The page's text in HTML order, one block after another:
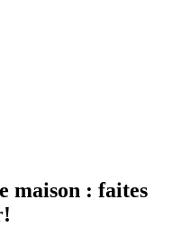
maison : faites